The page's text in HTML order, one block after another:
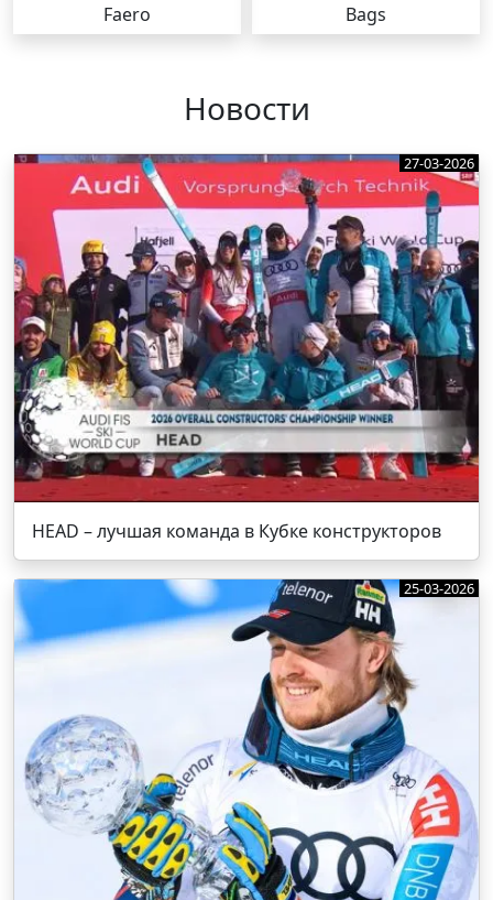
Faero Bags
Новости
27-03-2026
HEAD – лучшая команда в Кубке конструкторов
25-03-2026